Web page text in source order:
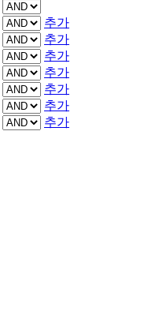
추가
추가
추가
추가
추가
추가
추가